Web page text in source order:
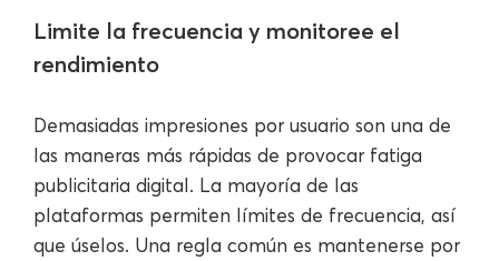
Limite la frecuencia y monitoree el
rendimiento
Demasiadas impresiones por usuario son una de
las maneras más rápidas de provocar fatiga
publicitaria digital. La mayoría de las
plataformas permiten límites de frecuencia, así
que úselos. Una regla común es mantenerse por